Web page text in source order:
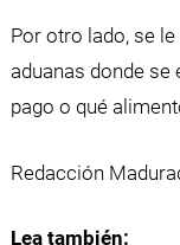
Por otro lado, se
aduanas donde se
pago o qué
Redacción
Lea también: